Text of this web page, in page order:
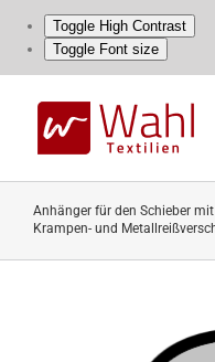
Toggle High Contrast
Toggle Font size
content
Anhänger für den Schieber
Krampen- und